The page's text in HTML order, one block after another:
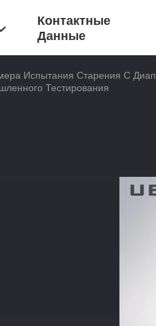
Контактные
Данные
Испытания Старения С
Тестирования